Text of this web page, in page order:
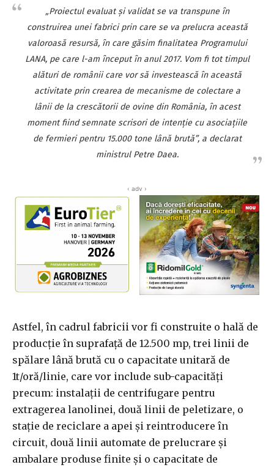
„Proiectul evaluat şi validat se va transpune în
construirea unei fabrici prin care se va prelucra această
valoroasă resursă, în care găsim finalitatea Programului
LANA, pe care l-am început în anul 2017. Vom fi tot timpul
alături de românii care vor să investească în această
activitate prin crearea de mecanisme de colectare a
lânii de la crescătorii de ovine din România, în acest
moment fiind semnate scrisori de intenţie cu asociaţiile
de fermieri pentru 15.000 tone lână brută”, a declarat
ministrul Petre Daea.
‹ adv ›
Astfel, în cadrul fabricii vor fi construite o hală de
producţie în suprafaţă de 12.500 mp, trei linii de
spălare lână brută cu o capacitate unitară de
1t/oră/linie, care vor include sub-capacităţi
precum: instalaţii de centrifugare pentru
extragerea lanolinei, două linii de peletizare, o
staţie de reciclare a apei şi reintroducere în
circuit, două linii automate de prelucrare şi
ambalare produse finite şi o capacitate de